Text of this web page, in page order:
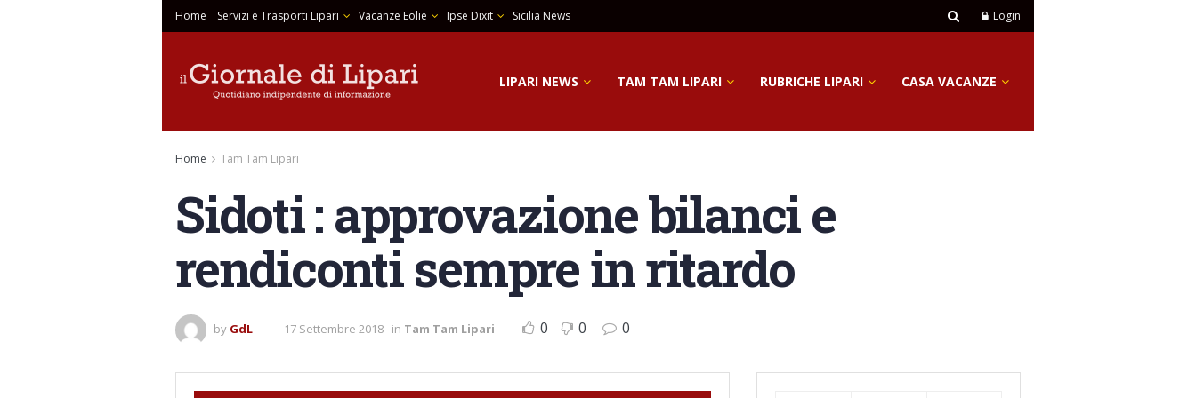
Home Servizi e Trasporti Lipari Vacanze Eolie Ipse Dixit Sicilia News Login
LIPARI NEWS TAM TAM LIPARI RUBRICHE LIPARI CASA VACANZE
Home Tam Tam Lipari
Sidoti : approvazione bilanci e
rendiconti sempre in ritardo
by GdL 17 Settembre 2018 in Tam Tam Lipari 0 0 0